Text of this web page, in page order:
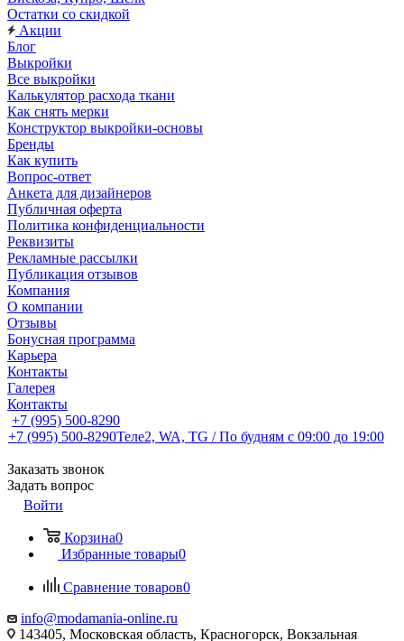
Остатки со скидкой
Акции
Блог
Выкройки
Все выкройки
Калькулятор расхода ткани
Как снять мерки
Конструктор выкройки-основы
Бренды
Как купить
Вопрос-ответ
Анкета для дизайнеров
Публичная оферта
Политика конфиденциальности
Реквизиты
Рекламные рассылки
Публикация отзывов
Компания
О компании
Отзывы
Бонусная программа
Карьера
Контакты
Галерея
Контакты
+7 (995) 500-8290
+7 (995) 500-8290Теле2, WA, TG / По будням c 09:00 до 19:00
Заказать звонок
Задать вопрос
Войти
Корзина0
Избранные товары0
Сравнение товаров0
info@modamania-online.ru
143405, Московская область, Красногорск, Вокзальная